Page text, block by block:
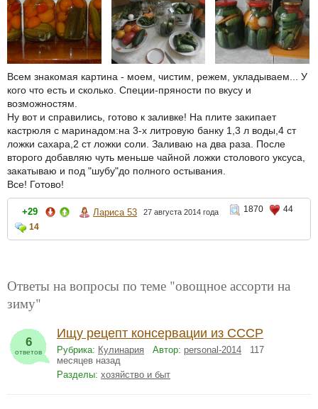
Всем знакомая картина - моем, чистим, режем, укладываем... У
кого что есть и сколько. Специи-пряности по вкусу и
возможностям.
Ну вот и справились, готово к заливке! На плите закипает
кастрюля с маринадом:на 3-х литровую банку 1,3 л воды,4 ст
ложки сахара,2 ст ложки соли. Заливаю на два раза. После
второго добавляю чуть меньше чайной ложки столового уксуса,
закатываю и под "шубу"до полного остывания.
Все! Готово!
+29 Лариса 53 27 августа 2014 года 1870
44
14
Ответы на вопросы по теме "овощное ассорти на
зиму"
6
ответов
Ищу рецепт консервации из СССР
Рубрика: Кулинария Автор: personal-2014 117
месяцев назад
Разделы: хозяйство и быт